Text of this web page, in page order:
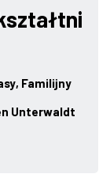
, Familijny
Unterwaldt